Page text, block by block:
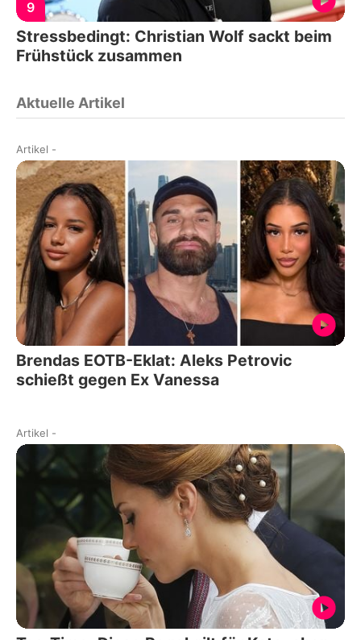
9
Stressbedingt: Christian Wolf sackt beim
Frühstück zusammen
Aktuelle Artikel
Artikel -
Brendas EOTB-Eklat: Aleks Petrovic
schießt gegen Ex Vanessa
Artikel -